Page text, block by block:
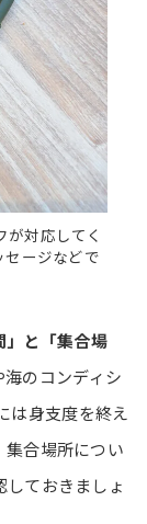
対応してく
セージなどで
」と「集合場
のコンディシ
は身支度を終え
合場所につい
ておきましょ